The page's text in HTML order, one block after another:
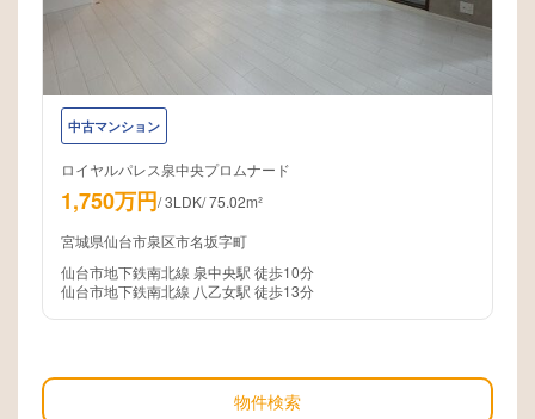
中古マンション
ロイヤルパレス泉中央プロムナード
1,750万円/3LDK/75.02m²
宮城県仙台市泉区市名坂字町
仙台市地下鉄南北線 泉中央駅 徒歩10分
仙台市地下鉄南北線 八乙女駅 徒歩13分
物件検索